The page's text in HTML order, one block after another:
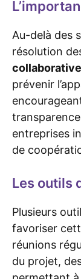
Au-delà des
résolution
collaborative
prévenir
entreprises
de
Les outils
Plusieurs
favoriser
réunions
du projet,